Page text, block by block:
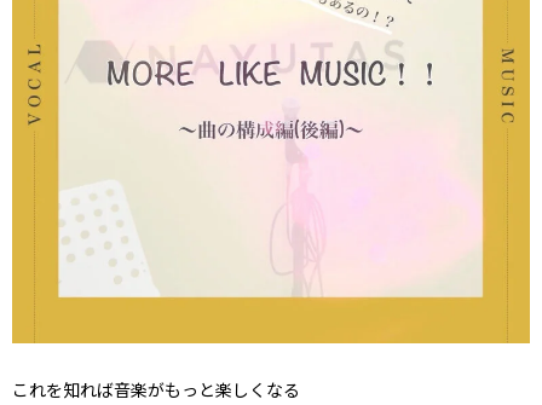
これを知れば音楽がもっと楽しくなる